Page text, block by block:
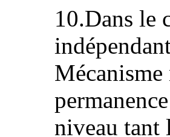
10.Dans le
niveau tant